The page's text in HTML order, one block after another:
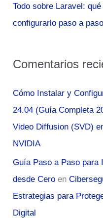
Todo sobre Laravel:
configurarlo paso a paso
Comentarios
Cómo Instalar y
24.04 (Guía Completa
Video Diffusion (SVD)
NVIDIA
Guía Paso a Paso para
desde Cero en
Estrategias para
Digital